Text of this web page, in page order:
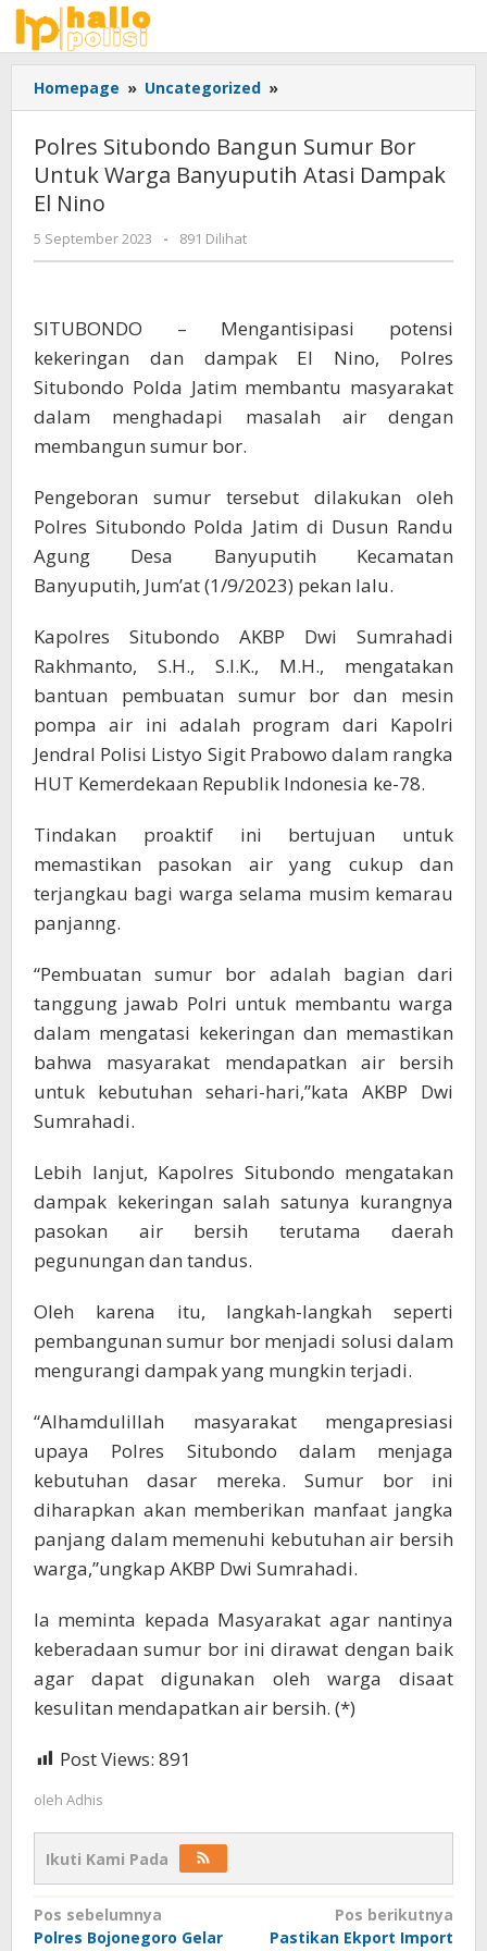
Lewati
konten
Homepage » Uncategorized »
Situbondo
Sumur
Bor
Atasi
Nino
Polres Situbondo Bangun Sumur Bor
Untuk Warga Banyuputih Atasi Dampak
El Nino
5 September 2023
oleh
Adhis
- 891 Dilihat
SITUBONDO – Mengantisipasi potensi
kekeringan dan dampak El Nino, Polres
Situbondo Polda Jatim membantu masyarakat
dalam menghadapi masalah air dengan
membangun sumur bor.
Pengeboran sumur tersebut dilakukan oleh
Polres Situbondo Polda Jatim di Dusun Randu
Agung Desa Banyuputih Kecamatan
Banyuputih, Jum’at (1/9/2023) pekan lalu.
Kapolres Situbondo AKBP Dwi Sumrahadi
Rakhmanto, S.H., S.I.K., M.H., mengatakan
bantuan pembuatan sumur bor dan mesin
pompa air ini adalah program dari Kapolri
Jendral Polisi Listyo Sigit Prabowo dalam rangka
HUT Kemerdekaan Republik Indonesia ke-78.
Tindakan proaktif ini bertujuan untuk
memastikan pasokan air yang cukup dan
terjangkau bagi warga selama musim kemarau
panjanng.
“Pembuatan sumur bor adalah bagian dari
tanggung jawab Polri untuk membantu warga
dalam mengatasi kekeringan dan memastikan
bahwa masyarakat mendapatkan air bersih
untuk kebutuhan sehari-hari,”kata AKBP Dwi
Sumrahadi.
Lebih lanjut, Kapolres Situbondo mengatakan
dampak kekeringan salah satunya kurangnya
pasokan air bersih terutama daerah
pegunungan dan tandus.
Oleh karena itu, langkah-langkah seperti
pembangunan sumur bor menjadi solusi dalam
mengurangi dampak yang mungkin terjadi.
“Alhamdulillah masyarakat mengapresiasi
upaya Polres Situbondo dalam menjaga
kebutuhan dasar mereka. Sumur bor ini
diharapkan akan memberikan manfaat jangka
panjang dalam memenuhi kebutuhan air bersih
warga,”ungkap AKBP Dwi Sumrahadi.
Ia meminta kepada Masyarakat agar nantinya
keberadaan sumur bor ini dirawat dengan baik
agar dapat digunakan oleh warga disaat
kesulitan mendapatkan air bersih. (*)
Post Views: 891
oleh Adhis
Ikuti Kami Pada
Navigasi
Pos sebelumnya
Polres Bojonegoro Gelar
Pos berikutnya
Pastikan Ekport Import